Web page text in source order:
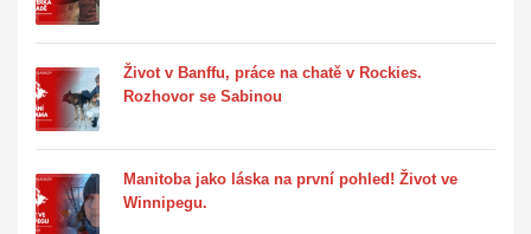
Život v Banffu, práce na chatě v Rockies.
Rozhovor se Sabinou
Manitoba jako láska na první pohled! Život ve
Winnipegu.